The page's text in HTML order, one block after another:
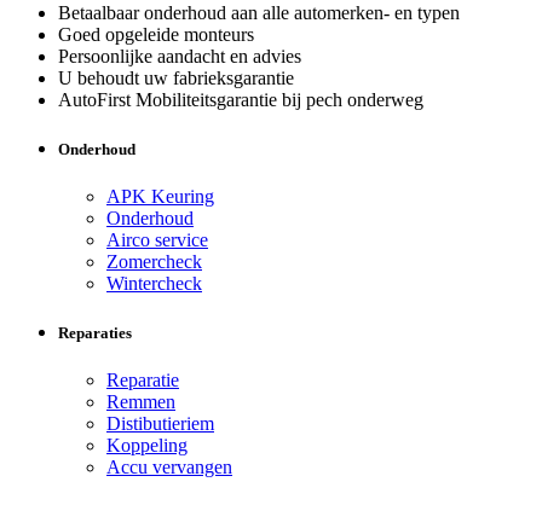
Betaalbaar onderhoud aan alle automerken- en typen
Goed opgeleide monteurs
Persoonlijke aandacht en advies
U behoudt uw fabrieksgarantie
AutoFirst Mobiliteitsgarantie bij pech onderweg
Onderhoud
APK Keuring
Onderhoud
Airco service
Zomercheck
Wintercheck
Reparaties
Reparatie
Remmen
Distibutieriem
Koppeling
Accu vervangen